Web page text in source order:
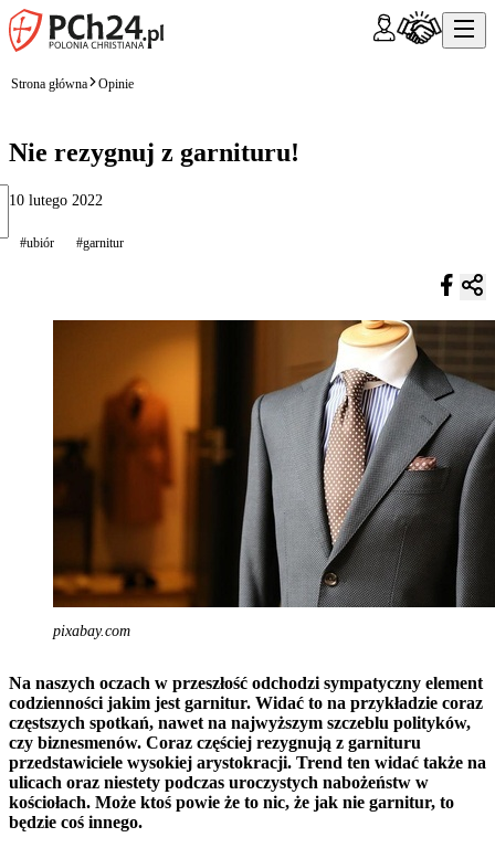
Strona główna Opinie
Nie rezygnuj z garnituru!
10 lutego 2022
#ubiór #garnitur
pixabay.com
Na naszych oczach w przeszłość odchodzi sympatyczny element
codzienności jakim jest garnitur. Widać to na przykładzie coraz
częstszych spotkań, nawet na najwyższym szczeblu polityków,
czy biznesmenów. Coraz częściej rezygnują z garnituru
przedstawiciele wysokiej arystokracji. Trend ten widać także na
ulicach oraz niestety podczas uroczystych nabożeństw w
kościołach. Może ktoś powie że to nic, że jak nie garnitur, to
będzie coś innego.